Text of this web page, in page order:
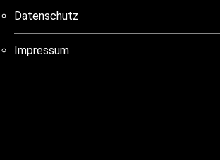
Datenschutz
Impressum